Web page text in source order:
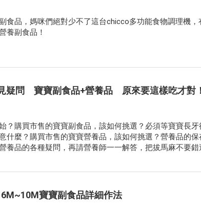
食品，媽咪們絕對少不了這台chicco多功能食物調理機
養副食品！
疑問 寶寶副食品+營養品 原來要這樣吃才對！
？購買市售的寶寶副食品，該如何挑選？必須等寶寶長
什麼？購買市售的寶寶營養品，該如何挑選？營養品的
養品的各種疑問，再請營養師一一解答，把拔馬麻不要錯
寶寶副食品詳細作法